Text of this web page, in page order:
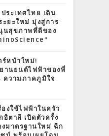
ระเทศไทย เดิน
ะยะใหม่ มุ่งสู่การ
นสุขภาพที่ดีของ
ร์หน้าใหม่!
ยานยนต์ไฟฟ้าของพี่
ความภาคภูมิใจ
งใช้ไฟฟ้าในครัว
อิตาลี เปิดตัวครั้ง
มาตรฐานใหม่ ฉีก